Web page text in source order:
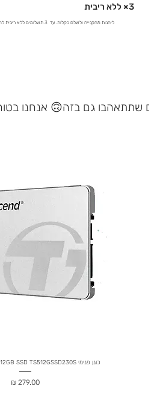
3× ללא ריבית
ליהנות מהקנייה ולשלם בקלות. עד 3 תשלומים ללא ריבית להזמנות מעל 400 ש"ח.
אנחנו בטוחים שתתאהבו גם בזה 🙃
כונן פנימי Transcend 230S 512GB SSD TS512GSSD230S
מחיר